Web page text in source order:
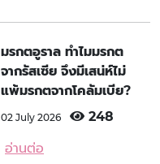
มรกตอูราล ทำไมมรกต
จากรัสเซีย จึงมีเสน่ห์ไม่
แพ้มรกตจากโคลัมเบีย?
02 July 2026 248
อ่านต่อ